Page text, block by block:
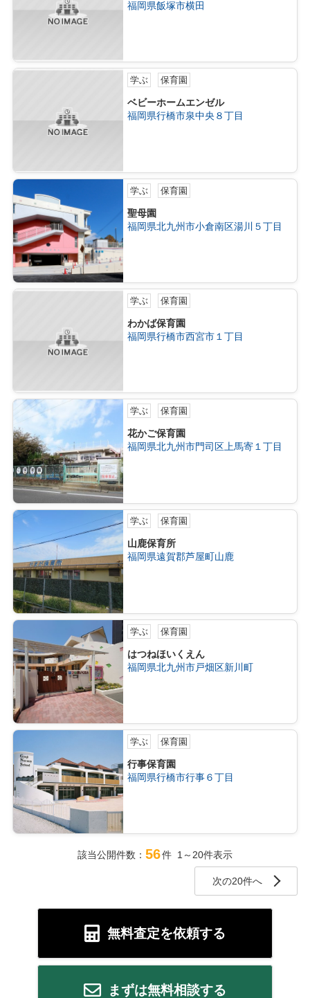
福岡県飯塚市横田
学ぶ 保育園
ベビーホームエンゼル
福岡県行橋市泉中央８丁目
学ぶ 保育園
聖母園
福岡県北九州市小倉南区湯川５丁目
学ぶ 保育園
わかば保育園
福岡県行橋市西宮市１丁目
学ぶ 保育園
花かご保育園
福岡県北九州市門司区上馬寄１丁目
学ぶ 保育園
山鹿保育所
福岡県遠賀郡芦屋町山鹿
学ぶ 保育園
はつねほいくえん
福岡県北九州市戸畑区新川町
学ぶ 保育園
行事保育園
福岡県行橋市行事６丁目
該当公開件数： 56件 1～20件表示
次の20件へ
無料査定を依頼する
まずは無料相談する